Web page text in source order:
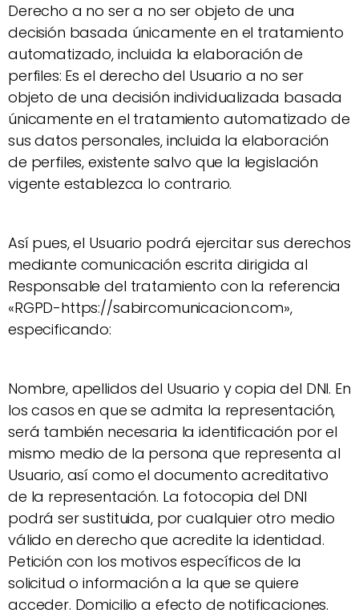
Derecho a no ser a no ser objeto de una
decisión basada únicamente en el tratamiento
automatizado, incluida la elaboración de
perfiles: Es el derecho del Usuario a no ser
objeto de una decisión individualizada basada
únicamente en el tratamiento automatizado de
sus datos personales, incluida la elaboración
de perfiles, existente salvo que la legislación
vigente establezca lo contrario.
Así pues, el Usuario podrá ejercitar sus derechos
mediante comunicación escrita dirigida al
Responsable del tratamiento con la referencia
«RGPD-https://sabircomunicacion.com»,
especificando:
Nombre, apellidos del Usuario y copia del DNI. En
los casos en que se admita la representación,
será también necesaria la identificación por el
mismo medio de la persona que representa al
Usuario, así como el documento acreditativo
de la representación. La fotocopia del DNI
podrá ser sustituida, por cualquier otro medio
válido en derecho que acredite la identidad.
Petición con los motivos específicos de la
solicitud o información a la que se quiere
acceder. Domicilio a efecto de notificaciones.